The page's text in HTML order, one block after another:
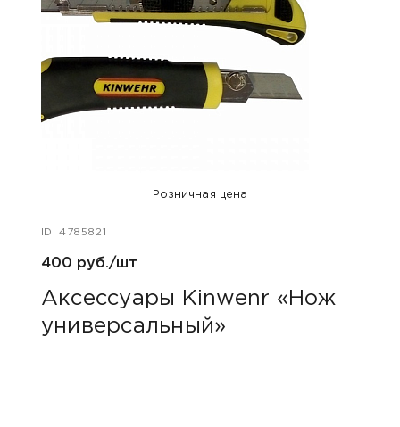
Розничная цена
ID: 4785821
400 руб./шт
Аксессуары Kinwenr «Нож
универсальный»